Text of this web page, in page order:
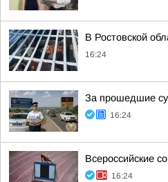
В Ростовской
16:24
За прошедшие
16:24
Всероссийские
16:24